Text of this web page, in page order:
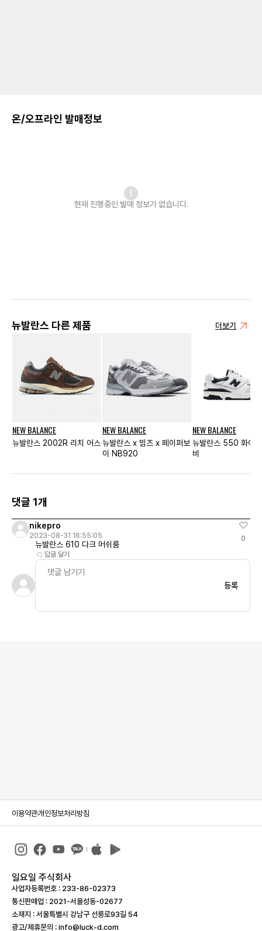
온/오프라인 발매정보
현재 진행중인 발매 정보가 없습니다.
뉴발란스 다른 제품 더보기
NEW BALANCE
뉴발란스 2002R 리치 어스
NEW BALANCE
뉴발란스 x 빔즈 x 페이퍼보
이 NB920
NEW BALANCE
뉴발란스 550 화이
비
댓글 1개
nikepro
2023-08-31 16:55:05
뉴발란스 610 다크 머쉬룸
답글 달기
0
등록
이용약관개인정보처리방침
일요일 주식회사
사업자등록번호 : 233-86-023­73
통신판매업 : 2021-서울성동-02677
소재지 : 서울특별시 강남구 선릉로93길 54
광고/제휴문의 : info@luck-d.com